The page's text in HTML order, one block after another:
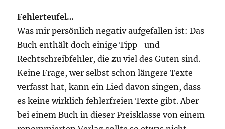
Fehlerteufel…
Was mir persönlich negativ aufgefallen ist: Das
Buch enthält doch einige Tipp- und
Rechtschreibfehler, die zu viel des Guten sind.
Keine Frage, wer selbst schon längere Texte
verfasst hat, kann ein Lied davon singen, dass
es keine wirklich fehlerfreien Texte gibt. Aber
bei einem Buch in dieser Preisklasse von einem